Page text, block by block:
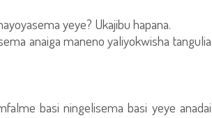
yeye? Ukajibu hapana.
anaiga maneno yaliyokwisha tangulia
basi ningelisema basi yeye anadai